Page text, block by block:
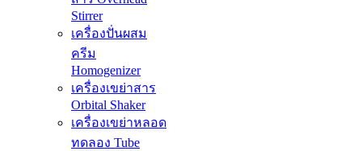
Stirrer
เครื่องปั่นผสม
ครีม
Homogenizer
เครื่องเขย่าสาร
Orbital Shaker
เครื่องเขย่าหลอด
ทดลอง Tube